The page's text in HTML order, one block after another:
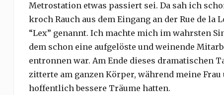
Metrostation etwas passiert sei. Da sah ich
kroch Rauch aus dem Eingang an der Rue de
“Lex” genannt. Ich machte mich im wahrsten
dem schon eine aufgelöste und weinende
entronnen war. Am Ende dieses dramatischen
zitterte am ganzen Körper, während meine
hoffentlich bessere Träume hatten.